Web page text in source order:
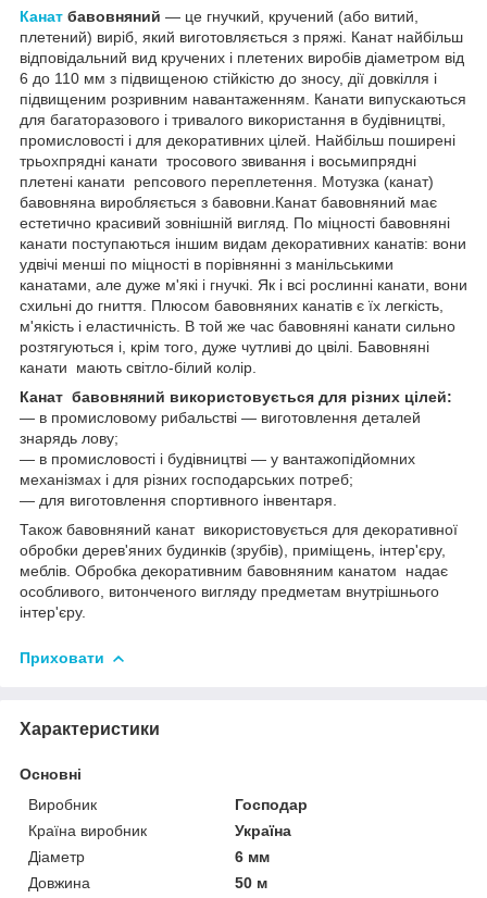
Канат бавовняний ― це гнучкий, кручений (або витий,
плетений) виріб, який виготовляється з пряжі. Канат найбільш
відповідальний вид кручених і плетених виробів діаметром від
6 до 110 мм з підвищеною стійкістю до зносу, дії довкілля і
підвищеним розривним навантаженням. Канати випускаються
для багаторазового і тривалого використання в будівництві,
промисловості і для декоративних цілей. Найбільш поширені
трьохпрядні канати тросового звивання і восьмипрядні
плетені канати репсового переплетення. Мотузка (канат)
бавовняна виробляється з бавовни.Канат бавовняний має
естетично красивий зовнішній вигляд. По міцності бавовняні
канати поступаються іншим видам декоративних канатів: вони
удвічі менші по міцності в порівнянні з манільськими
канатами, але дуже м'які і гнучкі. Як і всі рослинні канати, вони
схильні до гниття. Плюсом бавовняних канатів є їх легкість,
м'якість і еластичність. В той же час бавовняні канати сильно
розтягуються і, крім того, дуже чутливі до цвілі. Бавовняні
канати мають світло-білий колір.
Канат бавовняний використовується для різних цілей:
― в промисловому рибальстві ― виготовлення деталей
знарядь лову;
― в промисловості і будівництві ― у вантажопідйомних
механізмах і для різних господарських потреб;
― для виготовлення спортивного інвентаря.
Також бавовняний канат використовується для декоративної
обробки дерев'яних будинків (зрубів), приміщень, інтер'єру,
меблів. Обробка декоративним бавовняним канатом надає
особливого, витонченого вигляду предметам внутрішнього
інтер'єру.
Приховати
Характеристики
Основні
Виробник
Господар
Країна виробник
Україна
Діаметр
6 мм
Довжина
50 м